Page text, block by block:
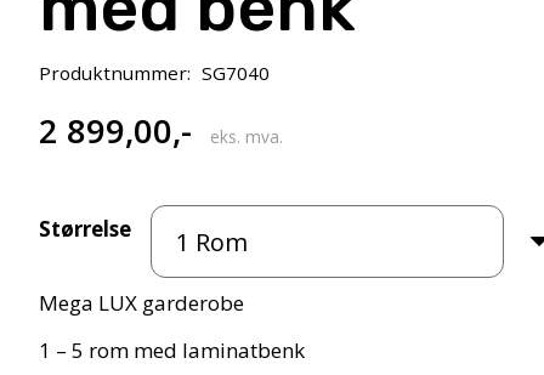
Produktnummer: SG7040
2 899,00,- eks. mva.
Størrelse
Mega LUX garderobe
1 – 5 rom med laminatbenk